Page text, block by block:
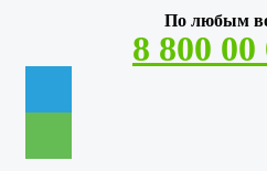
По любым
8 800 00